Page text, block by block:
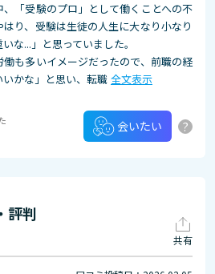
「受験のプロ」として働くことへの不
り、受験は生徒の人生に大なり小なり
な...」と思っていました。
も多いイメージだったので、前職の経
かな」と思い、転職 全文表示
会いたい ?
評判
共有